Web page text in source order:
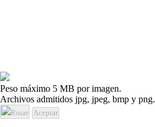
Peso máximo 5 MB por imagen.
Archivos admitidos jpg, jpeg, bmp y png.
Rotar Aceptar